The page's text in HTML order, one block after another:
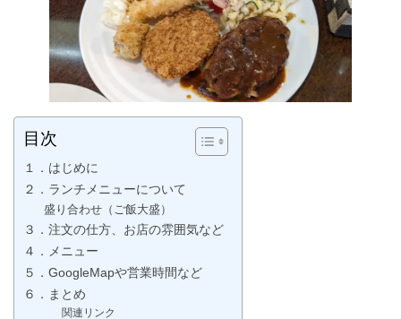
目次
１．はじめに
２．ランチメニューについて
盛り合わせ（ご飯大盛）
３．注文の仕方、お店の雰囲気など
４．メニュー
５．GoogleMapや営業時間など
６．まとめ
関連リンク